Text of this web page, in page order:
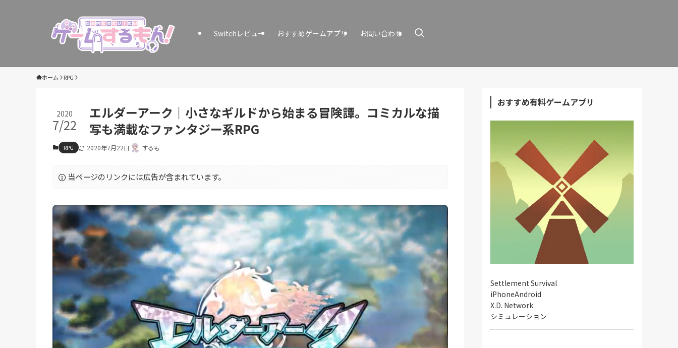
Switchレビュー おすすめゲームアプリ お問い合わせ
ホーム RPG
エルダーアーク｜小さなギルドから始まる冒険譚。コミカルな描
写も満載なファンタジー系RPG
2020
7/22
RPG 2020年7月22日 するも
当ページのリンクには広告が含まれています。
おすすめ有料ゲームアプリ
Settlement Survival
iPhoneAndroid
X.D. Network
シミュレーション